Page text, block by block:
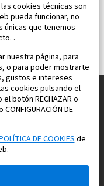
cookies técnicas son
pueda funcionar, no
únicas que tenemos
.
nuestra página, para
o para poder mostrarte
gustos e intereses
cookies pulsando el
botón RECHAZAR o
DE
DE COOKIESde